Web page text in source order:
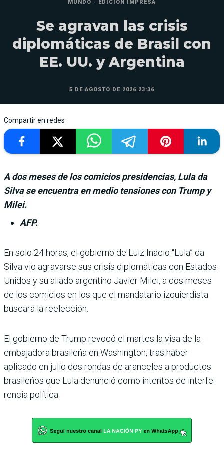
MUNDO - EDICIÓN IMPRESA
Se agravan las crisis
diplomáticas de Brasil con
EE. UU. y Argentina
5 DE AGOSTO DE 2026 23:36
Compartir en redes
A dos meses de los comicios presidencias, Lula da
Silva se encuentra en medio tensiones con Trump y
Milei.
AFP.
En solo 24 horas, el gobierno de Luiz Iná­cio “Lula” da
Silva vio agravarse sus crisis diplomá­ticas con Estados
Unidos y su aliado argentino Javier Milei, a dos meses
de los comicios en los que el mandatario izquier­dista
buscará la reelección.
El gobierno de Trump revocó el martes la visa de la
embaja­dora brasileña en Washington, tras haber
aplicado en julio dos rondas de aranceles a produc­tos
brasileños que Lula denun­ció como intentos de interfe­
rencia política.